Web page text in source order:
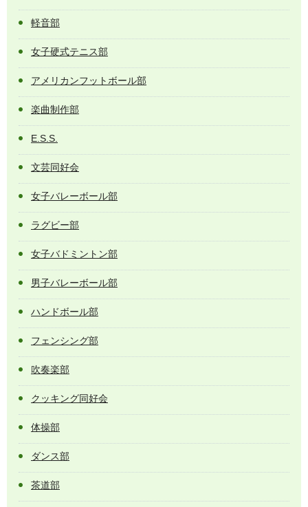
軽音部
女子硬式テニス部
アメリカンフットボール部
楽曲制作部
E.S.S.
文芸同好会
女子バレーボール部
ラグビー部
女子バドミントン部
男子バレーボール部
ハンドボール部
フェンシング部
吹奏楽部
クッキング同好会
体操部
ダンス部
茶道部